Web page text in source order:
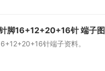
脚16+12+20+16针 端子图
针端子资料。